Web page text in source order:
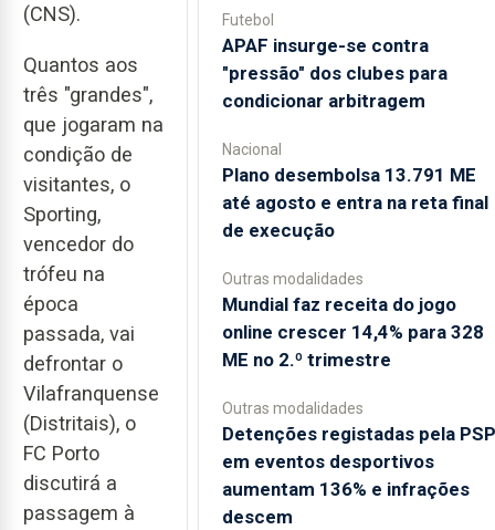
(CNS).
Quantos aos
três "grandes",
que jogaram na
condição de
visitantes, o
Sporting,
vencedor do
trófeu na
época
passada, vai
defrontar o
Vilafranquense
(Distritais), o
FC Porto
discutirá a
passagem à
Futebol
APAF insurge-se contra
"pressão" dos clubes para
condicionar arbitragem
Nacional
Plano desembolsa 13.791 ME
até agosto e entra na reta final
de execução
Outras modalidades
Mundial faz receita do jogo
online crescer 14,4% para 328
ME no 2.º trimestre
Outras modalidades
Detenções registadas pela PSP
em eventos desportivos
aumentam 136% e infrações
descem